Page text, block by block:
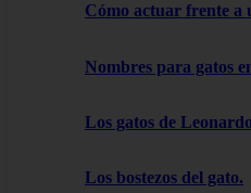
Cómo actuar frente a
Nombres para gatos
Los gatos de Leonardo
Los bostezos del gato.